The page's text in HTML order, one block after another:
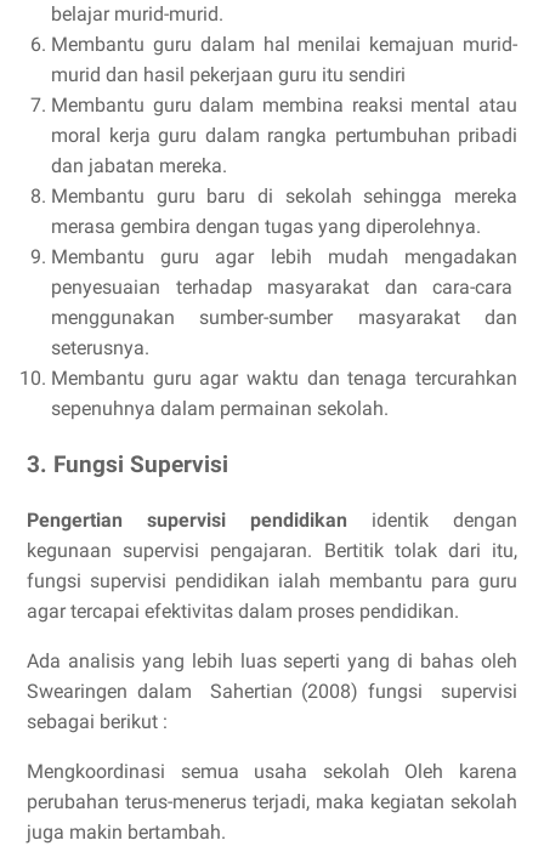
belajar murid-murid.
Membantu guru dalam hal menilai kemajuan murid-
murid dan hasil pekerjaan guru itu sendiri
Membantu guru dalam membina reaksi mental atau
moral kerja guru dalam rangka pertumbuhan pribadi
dan jabatan mereka.
Membantu guru baru di sekolah sehingga mereka
merasa gembira dengan tugas yang diperolehnya.
Membantu guru agar lebih mudah mengadakan
penyesuaian terhadap masyarakat dan cara-cara
menggunakan sumber-sumber masyarakat dan
seterusnya.
Membantu guru agar waktu dan tenaga tercurahkan
sepenuhnya dalam permainan sekolah.
3. Fungsi Supervisi
Pengertian supervisi pendidikan identik dengan
kegunaan supervisi pengajaran. Bertitik tolak dari itu,
fungsi supervisi pendidikan ialah membantu para guru
agar tercapai efektivitas dalam proses pendidikan.
Ada analisis yang lebih luas seperti yang di bahas oleh
Swearingen dalam Sahertian (2008) fungsi supervisi
sebagai berikut :
Mengkoordinasi semua usaha sekolah Oleh karena
perubahan terus-menerus terjadi, maka kegiatan sekolah
juga makin bertambah.